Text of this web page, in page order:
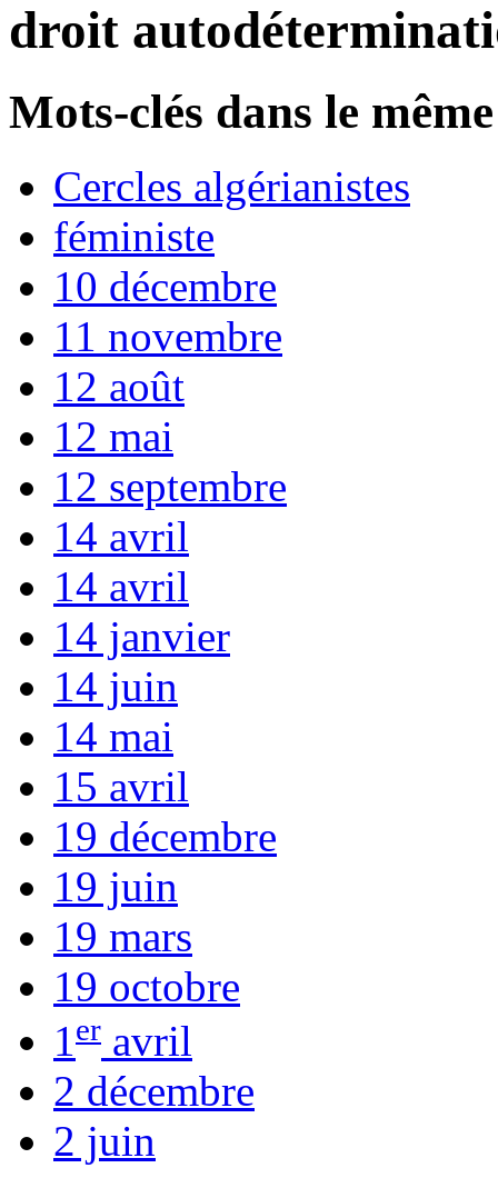
droit
Mots-clés dans le
Cercles algérianistes
féministe
10 décembre
11 novembre
12 août
12 mai
12 septembre
14 avril
14 avril
14 janvier
14 juin
14 mai
15 avril
19 décembre
19 juin
19 mars
19 octobre
1er avril
2 décembre
2 juin